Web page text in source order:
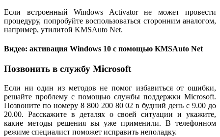
Если встроенный Windows Activator не может провести
процедуру, попробуйте воспользоваться сторонним аналогом,
например, утилитой KMSAuto Net.
Видео: активация Windows 10 с помощью KMSAuto Net
Позвонить в службу Microsoft
Если ни один из методов не помог избавиться от ошибки,
решайте проблему с помощью службы поддержки Microsoft.
Позвоните по номеру 8 800 200 80 02 в будний день с 9.00 до
20.00. Расскажите в деталях о своей ситуации и укажите,
какие методы решения вы уже применили. В телефонном
режиме специалист поможет исправить неполадку.